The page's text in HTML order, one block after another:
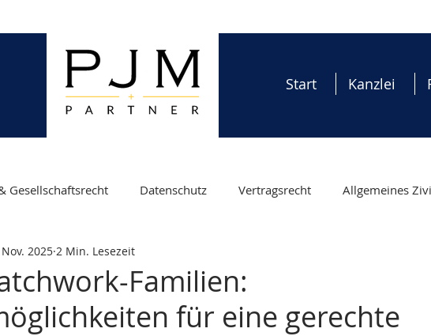
Gesellschaftsrecht Datenschutz Vertragsrecht Allgemeines
Fachkräfteeinwanderung
Elternzeit Arbeitsschutz für Schwangere Testament
Familien:
für eine gerechte
2025 2 Min. Lesezeit
Start Kanzlei